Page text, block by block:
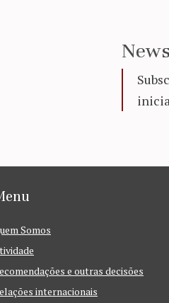
Somos
e outras decisões
internacionais